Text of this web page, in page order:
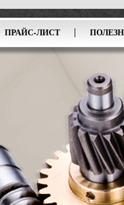
ПРАЙС-ЛИСТ